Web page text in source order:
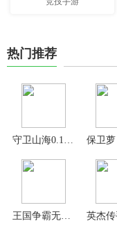
热门推荐
王国争霸无限金币食物木材